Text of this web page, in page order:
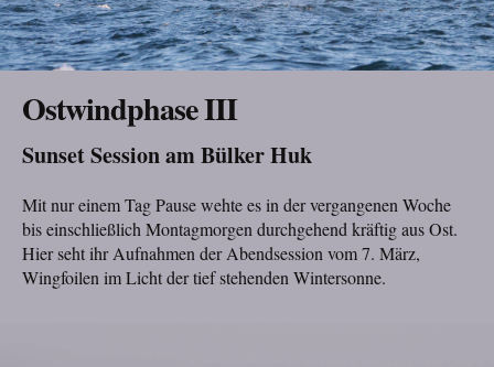
Ostwindphase III
Sunset Session am Bülker Huk
Mit nur einem Tag Pause wehte es in der vergangenen Woche
bis einschließlich Montagmorgen durchgehend kräftig aus Ost.
Hier seht ihr Aufnahmen der Abendsession vom 7. März,
Wingfoilen im Licht der tief stehenden Wintersonne.